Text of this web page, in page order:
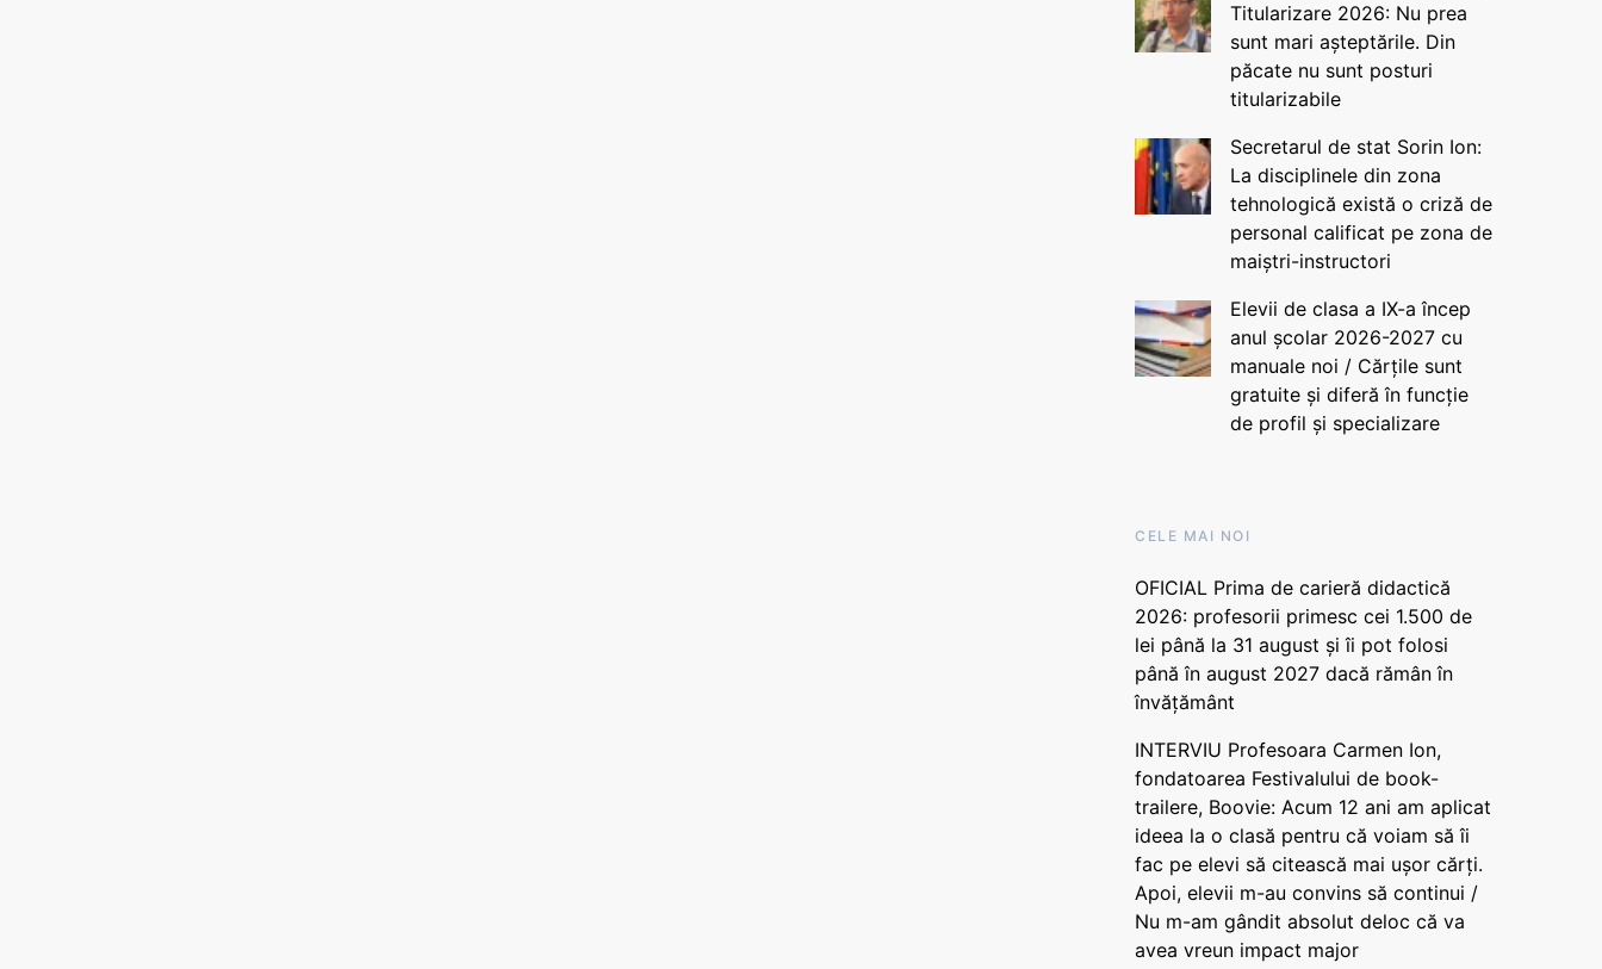
Titularizare 2026: Nu prea
sunt mari așteptările. Din
păcate nu sunt posturi
titularizabile
Secretarul de stat Sorin Ion:
La disciplinele din zona
tehnologică există o criză de
personal calificat pe zona de
maiștri-instructori
Elevii de clasa a IX-a încep
anul școlar 2026-2027 cu
manuale noi / Cărțile sunt
gratuite și diferă în funcție
de profil și specializare
CELE MAI NOI
OFICIAL Prima de carieră didactică
2026: profesorii primesc cei 1.500 de
lei până la 31 august și îi pot folosi
până în august 2027 dacă rămân în
învățământ
INTERVIU Profesoara Carmen Ion,
fondatoarea Festivalului de book-
trailere, Boovie: Acum 12 ani am aplicat
ideea la o clasă pentru că voiam să îi
fac pe elevi să citească mai ușor cărți.
Apoi, elevii m-au convins să continui /
Nu m-am gândit absolut deloc că va
avea vreun impact major